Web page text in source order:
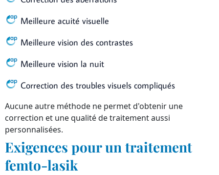
Meilleure acuité visuelle
Meilleure vision des contrastes
Meilleure vision la nuit
Correction des troubles visuels compliqués
Aucune autre méthode ne permet d'obtenir une
correction et une qualité de traitement aussi
personnalisées.
Exigences pour un traitement
femto-lasik